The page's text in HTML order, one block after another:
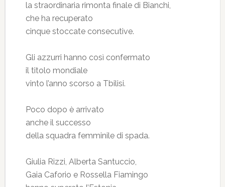
la straordinaria rimonta finale di Bianchi,
che ha recuperato
cinque stoccate consecutive.
Gli azzurri hanno così confermato
il titolo mondiale
vinto l’anno scorso a Tbilisi.
Poco dopo è arrivato
anche il successo
della squadra femminile di spada.
Giulia Rizzi, Alberta Santuccio,
Gaia Caforio e Rossella Fiamingo